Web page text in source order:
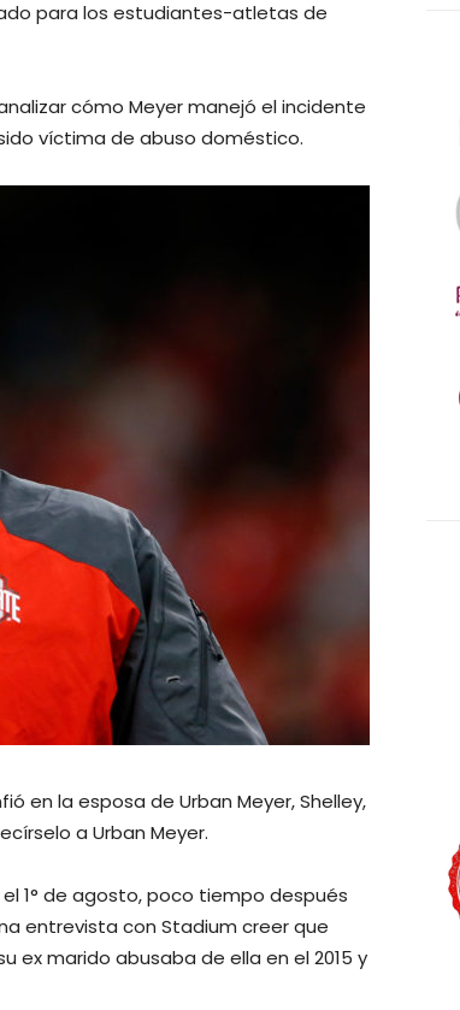
para los estudiantes-atletas de
cómo Meyer manejó el incidente
víctima de abuso doméstico.
en la esposa de Urban Meyer, Shelley,
a Urban Meyer.
1° de agosto, poco tiempo después
entrevista con Stadium creer que
ex marido abusaba de ella en el 2015 y